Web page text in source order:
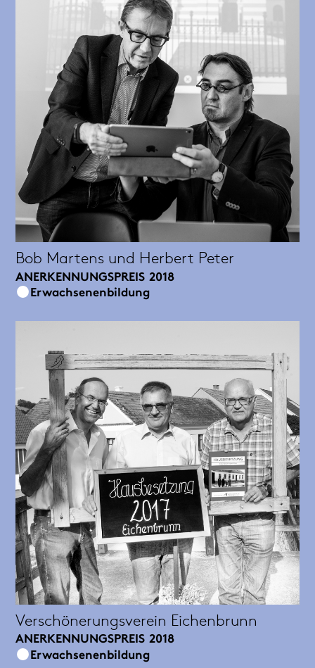
Bob Martens und Herbert Peter
ANERKENNUNGSPREIS 2018
Erwachsenenbildung
Verschönerungsverein Eichenbrunn
ANERKENNUNGSPREIS 2018
Erwachsenenbildung